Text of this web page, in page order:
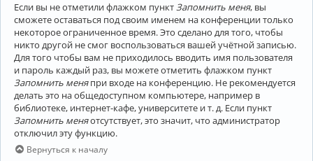
Если вы не отметили флажком пунктЗапомнить меня, вы
сможете оставаться под своим именем на конференции только
некоторое ограниченное время. Это сделано для того, чтобы
никто другой не смог воспользоваться вашей учётной записью.
Для того чтобы вам не приходилось вводить имя пользователя
и пароль каждый раз, вы можете отметить флажком пункт
Запомнить меняпри входе на конференцию. Не рекомендуется
делать это на общедоступном компьютере, например в
библиотеке, интернет-кафе, университете и т. д. Если пункт
Запомнить меняотсутствует, это значит, что администратор
отключил эту функцию.
Вернуться к началу